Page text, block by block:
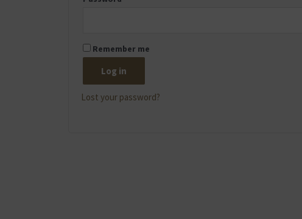
Remember me
Log in
Lost your password?